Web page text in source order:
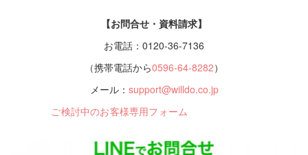
【お問合せ・資料請求】
お電話：0120-36-7136
（携帯電話から0596-64-8282）
メール： support@willdo.co.jp
ご検討中のお客様専用フォーム